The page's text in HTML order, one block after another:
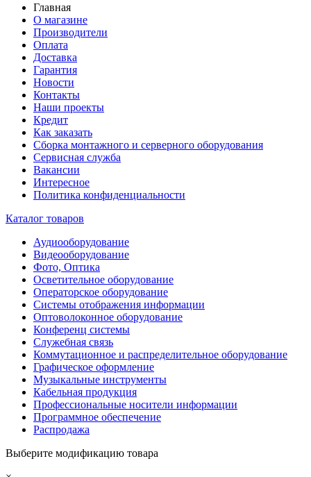
Главная
О магазине
Производители
Оплата
Доставка
Гарантия
Новости
Контакты
Наши проекты
Кредит
Как заказать
Сборка монтажного и серверного оборудования
Сервисная служба
Вакансии
Интересное
Политика конфиденциальности
Каталог товаров
Аудиооборудование
Видеооборудование
Фото, Оптика
Осветительное оборудование
Операторское оборудование
Системы отображения информации
Оптоволоконное оборудование
Конференц системы
Служебная связь
Коммутационное и распределительное оборудование
Графическое оформление
Музыкальные инструменты
Кабельная продукция
Профессиональные носители информации
Программное обеспечение
Распродажа
Выберите модификацию товара